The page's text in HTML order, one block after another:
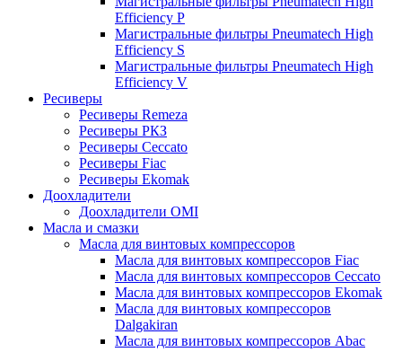
Efficiency P
Магистральные фильтры Pneumatech High
Efficiency S
Магистральные фильтры Pneumatech High
Efficiency V
Ресиверы
Ресиверы Remeza
Ресиверы РКЗ
Ресиверы Ceccato
Ресиверы Fiac
Ресиверы Ekomak
Доохладители
Доохладители OMI
Масла и смазки
Масла для винтовых компрессоров
Масла для винтовых компрессоров Fiac
Масла для винтовых компрессоров Ceccato
Масла для винтовых компрессоров Ekomak
Масла для винтовых компрессоров
Dalgakiran
Масла для винтовых компрессоров Abac